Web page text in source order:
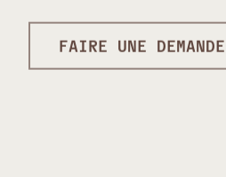
FAIRE UNE DEMANDE